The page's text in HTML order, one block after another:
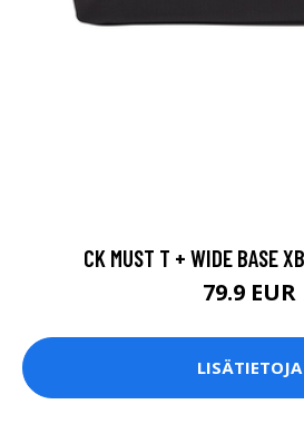
CK MUST T + WIDE BASE
79.9 EUR
LISÄTIETOJA